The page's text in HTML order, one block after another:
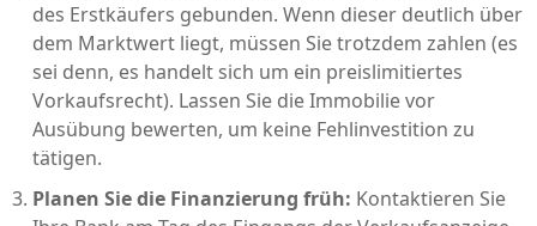
des Erstkäufers gebunden. Wenn dieser deutlich über
dem Marktwert liegt, müssen Sie trotzdem zahlen (es
sei denn, es handelt sich um ein preislimitiertes
Vorkaufsrecht). Lassen Sie die Immobilie vor
Ausübung bewerten, um keine Fehlinvestition zu
tätigen.
Planen Sie die Finanzierung früh: Kontaktieren Sie